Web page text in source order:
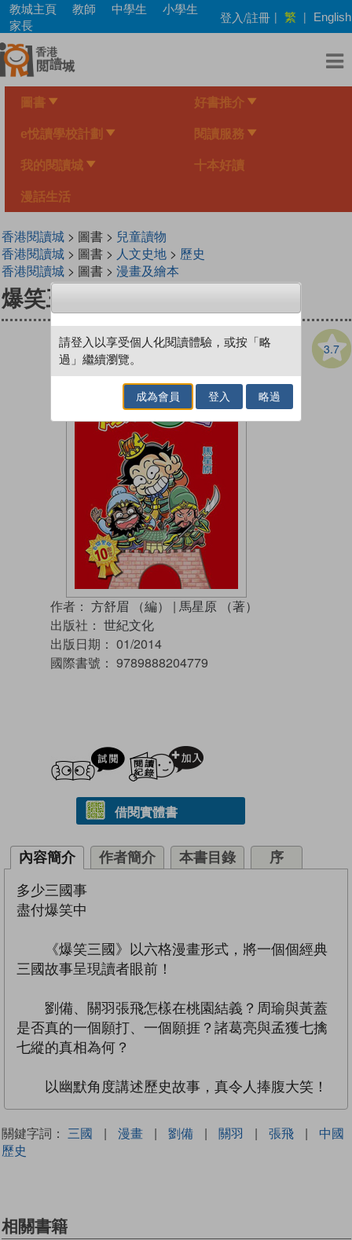
Skip
main
content
教城主頁 教師 中學生
小學生
家長
登入/註冊 | 繁 | English
圖書 好書推介
e悅讀學校計劃 閱讀服務
我的閱讀城 十本好讀
漫話生活
香港閱讀城> 圖書 > 兒童讀物
香港閱讀城> 圖書 > 人文史地> 歷史
香港閱讀城> 圖書 > 漫畫及繪本
爆笑三國
3.7
作者： 方舒眉 （編） | 馬星原 （著）
出版社： 世紀文化
出版日期： 01/2014
國際書號： 9789888204779
試閲
借閱實體書
內容簡介 作者簡介 本書目錄 序
多少三國事
盡付爆笑中
《爆笑三國》以六格漫畫形式，將一個個經典
三國故事呈現讀者眼前！
劉備、關羽張飛怎樣在桃園結義？周瑜與黃蓋
是否真的一個願打、一個願捱？諸葛亮與孟獲七擒
七縱的真相為何？
以幽默角度講述歷史故事，真令人捧腹大笑！
關鍵字詞： 三國 | 漫畫 | 劉備 | 關羽 | 張飛 |
中國
歷史
相關書籍
請登入以享受個人化閱讀體驗，或按「略
過」繼續瀏覽。
成為會員 登入 略過